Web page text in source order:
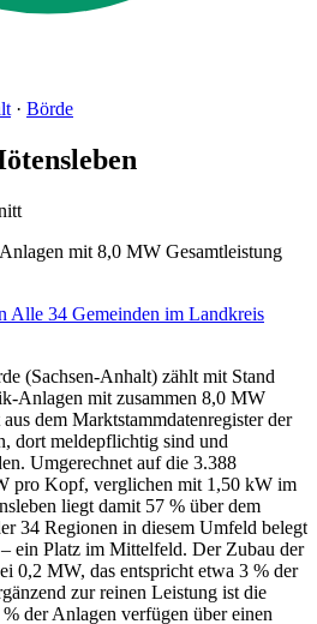
· Börde
mit 8,0 MW Gesamtleistung
Alle 34 Gemeinden im Landkreis
(Sachsen-Anhalt) zählt mit Stand
Anlagen mit zusammen 8,0 MW
dem Marktstammdatenregister der
dort meldepflichtig sind und
Umgerechnet auf die 3.388
pro Kopf, verglichen mit 1,50 kW im
liegt damit 57 % über dem
34 Regionen in diesem Umfeld belegt
ein Platz im Mittelfeld. Der Zubau der
0,2 MW, das entspricht etwa 3 % der
zur reinen Leistung ist die
der Anlagen verfügen über einen